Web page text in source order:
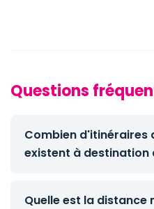
Questions
Combien d'itinéraires
existent à destination
Quelle est la distance